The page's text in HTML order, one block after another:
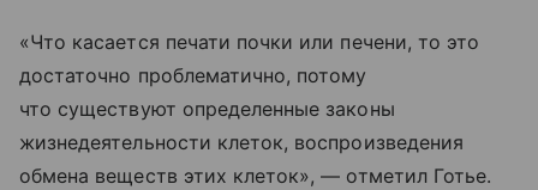
«Что касается печати почки или печени, то это
достаточно проблематично, потому
что существуют определенные законы
жизнедеятельности клеток, воспроизведения
обмена веществ этих клеток», — отметил Готье.